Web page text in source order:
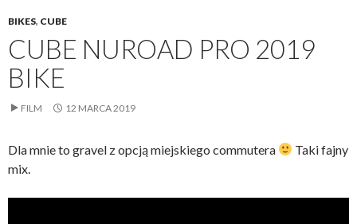
BIKES, CUBE
CUBE NUROAD PRO 2019
BIKE
FILM 12 MARCA 2019
Dla mnie to gravel z opcją miejskiego commutera
Taki fajny
mix.